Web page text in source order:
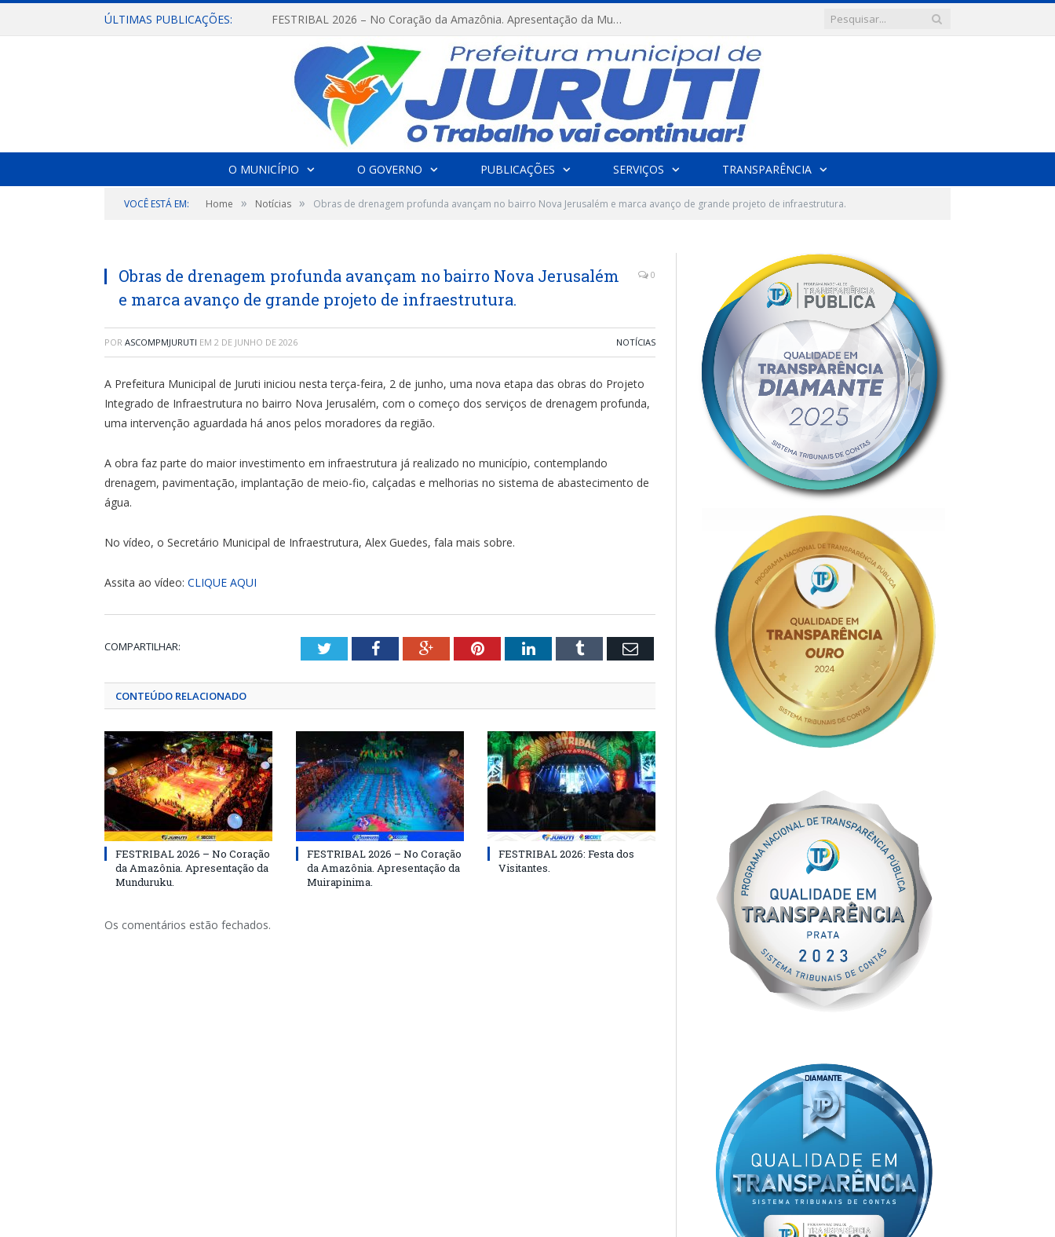
ÚLTIMAS PUBLICAÇÕES: FESTRIBAL 2026 – No Coração da Amazônia. Apresentação da Munduruku.
O MUNICÍPIO O GOVERNO PUBLICAÇÕES SERVIÇOS TRANSPARÊNCIA
VOCÊ ESTÁ EM: Home » Notícias » Obras de drenagem profunda avançam no bairro Nova Jerusalém e marca avanço de grande projeto de infraestrutura.
Obras de drenagem profunda avançam no bairro Nova Jerusalém
e marca avanço de grande projeto de infraestrutura.
0
POR ASCOMPMJURUTI EM 2 DE JUNHO DE 2026 NOTÍCIAS
A Prefeitura Municipal de Juruti iniciou nesta terça-feira, 2 de junho, uma nova etapa das obras do Projeto
Integrado de Infraestrutura no bairro Nova Jerusalém, com o começo dos serviços de drenagem profunda,
uma intervenção aguardada há anos pelos moradores da região.
A obra faz parte do maior investimento em infraestrutura já realizado no município, contemplando
drenagem, pavimentação, implantação de meio-fio, calçadas e melhorias no sistema de abastecimento de
água.
No vídeo, o Secretário Municipal de Infraestrutura, Alex Guedes, fala mais sobre.
Assita ao vídeo: CLIQUE AQUI
COMPARTILHAR: TwitterFacebookGoogle+PinterestLinkedInTumblr Email
CONTEÚDO RELACIONADO
FESTRIBAL 2026 – No Coração
da Amazônia. Apresentação da
Munduruku.
FESTRIBAL 2026 – No Coração
da Amazônia. Apresentação da
Muirapinima.
FESTRIBAL 2026: Festa dos
Visitantes.
Os comentários estão fechados.